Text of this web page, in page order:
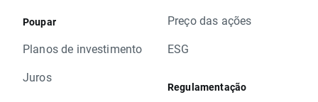
Poupar
Planos de investimento
Juros
Preço das ações
ESG
Regulamentação